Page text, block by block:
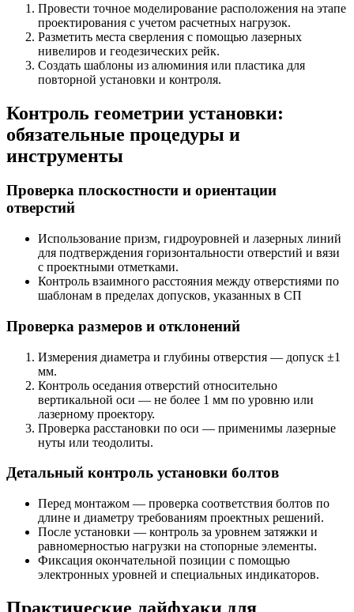
Провести точное моделирование расположения на этапе
проектирования с учетом расчетных нагрузок.
Разметить места сверления с помощью лазерных
нивелиров и геодезических рейк.
Создать шаблоны из алюминия или пластика для
повторной установки и контроля.
Контроль геометрии установки:
обязательные процедуры и
инструменты
Проверка плоскостности и ориентации
отверстий
Использование призм, гидроуровней и лазерных линий
для подтверждения горизонтальности отверстий и вязи
с проектными отметками.
Контроль взаимного расстояния между отверстиями по
шаблонам в пределах допусков, указанных в СП
Проверка размеров и отклонений
Измерения диаметра и глубины отверстия — допуск ±1
мм.
Контроль оседания отверстий относительно
вертикальной оси — не более 1 мм по уровню или
лазерному проектору.
Проверка расстановки по оси — применимы лазерные
нуты или теодолиты.
Детальный контроль установки болтов
Перед монтажом — проверка соответствия болтов по
длине и диаметру требованиям проектных решений.
После установки — контроль за уровнем затяжки и
равномерностью нагрузки на стопорные элементы.
Фиксация окончательной позиции с помощью
электронных уровней и специальных индикаторов.